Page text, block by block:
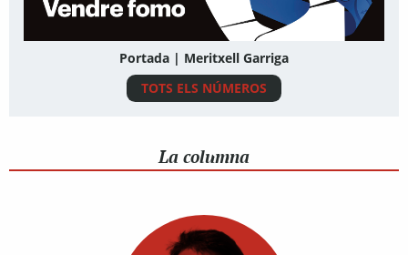
Portada | Meritxell Garriga
TOTS ELS NÚMEROS
La columna